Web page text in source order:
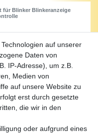
für Blinker Blinkeranzeige
anzeigen
Versandkosten
auf unserer
Daten von
IP-Adresse), um z.B.
Medien von
auf unsere Website zu
erst durch gesetzte
die wir in den
oder aufgrund eines